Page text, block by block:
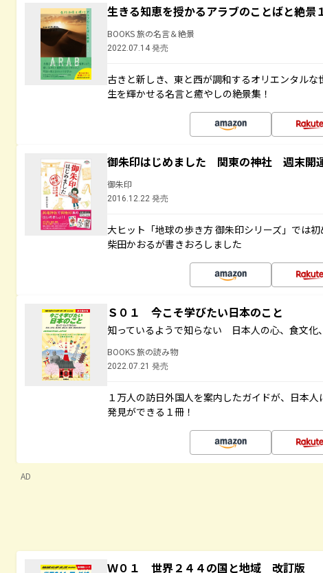
生きる知恵を授かるアラブのことばと絶景
BOOKS 旅の名言＆絶景
2022.07.14 発売
古きと新しき、東と西が調和するオリエンタル
生を輝かせる名言と癒やしの絶景集！
御朱印はじめました 関東の神社 週末開
御朱印
2016.12.22 発売
大ヒット「地球の歩き方 御朱印シリーズ」では
柴田かおるが書きおろしました
Ｓ０１ 今こそ学びたい日本のこと
知っているようで知らない 日本人の心、食文化
BOOKS 旅の読み物
2022.07.21 発売
１万人の訪日外国人を案内したガイドが、日本
発見ができる１冊！
AD
Ｗ０１ 世界２４４の国と地域 改訂版